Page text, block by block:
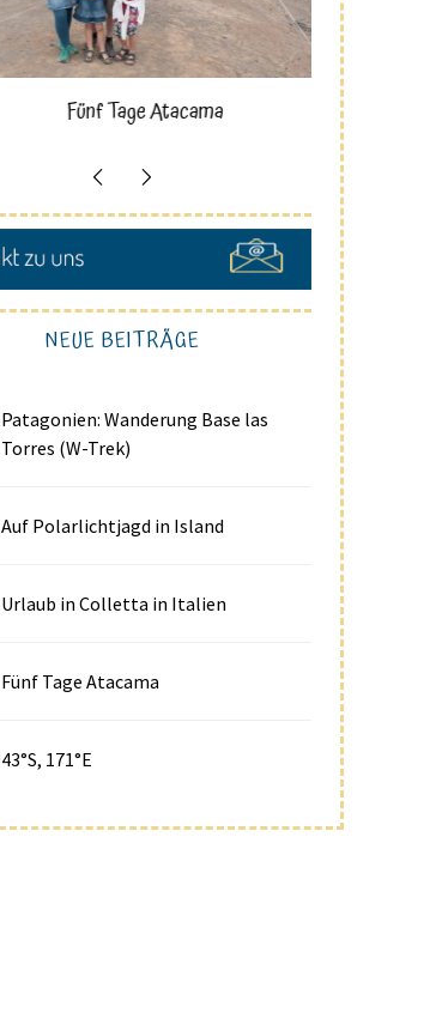
Fünf Tage Atacama
NEUE BEITRÄGE
Patagonien: Wanderung Base las
Torres (W-Trek)
Auf Polarlichtjagd in Island
Urlaub in Colletta in Italien
Fünf Tage Atacama
43°S, 171°E